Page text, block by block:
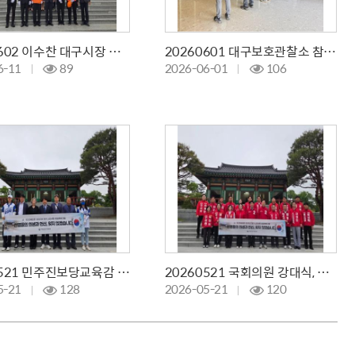
20260602 이수찬 대구시장 후보 참배
11 89
20260601 대구보호관찰소 참배 및 봉사활동
2026-06-01 106
20260521 민주진보당교육감 임성무후보 참배
21 128
20260521 국회의원 강대식, 최은석 제9회 지방선거 합동참배
2026-05-21 120